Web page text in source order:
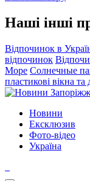
Наші інші
Відпочинок в
відпочинок
Море Солнечные
пластикові вікна та
Новини
Ексклюзив
Фото-відео
Україна